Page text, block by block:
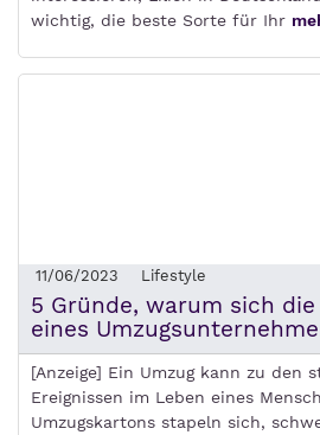
wichtig, die beste Sorte für Ihr
11/06/2023 Lifestyle
5 Gründe, warum sich
eines
[Anzeige] Ein Umzug kann zu den
Ereignissen im Leben eines
Umzugskartons stapeln sich,